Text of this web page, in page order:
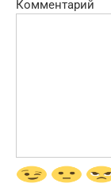
Комментарий